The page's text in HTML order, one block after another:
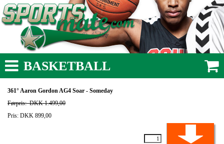
BASKETBALL
361° Aaron Gordon AG4 Soar - Someday
Førpris:DKK 1.499,00
Pris: DKK 899,00